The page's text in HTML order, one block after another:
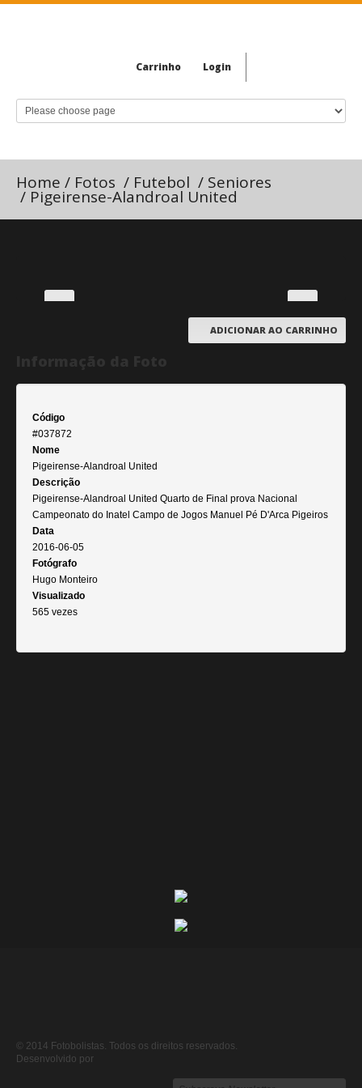
Carrinho Login
Home / Fotos / Futebol / Seniores
/ Pigeirense-Alandroal United
ADICIONAR AO CARRINHO
Código
#037872
Nome
Pigeirense-Alandroal United
Descrição
Pigeirense-Alandroal United Quarto de Final prova Nacional
Campeonato do Inatel Campo de Jogos Manuel Pé D'Arca Pigeiros
Data
2016-06-05
Fotógrafo
Hugo Monteiro
Visualizado
565 vezes
© 2014 Fotobolistas. Todos os direitos reservados.
Desenvolvido por